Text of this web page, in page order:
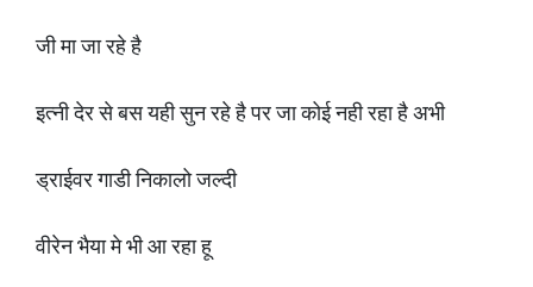
जी मा जा रहे है
इत्नी देर से बस यही सुन रहे है पर जा कोई नही रहा है अभी
ड्राईवर गाडी निकालो जल्दी
वीरेन भैया मे भी आ रहा हू